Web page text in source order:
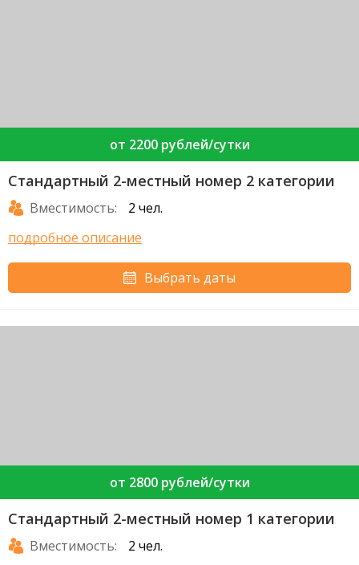
от 2200 рублей/сутки
Стандартный 2-местный номер 2 категории
Вместимость:
2 чел.
подробное описание
Выбрать даты
от 2800 рублей/сутки
Стандартный 2-местный номер 1 категории
Вместимость:
2 чел.